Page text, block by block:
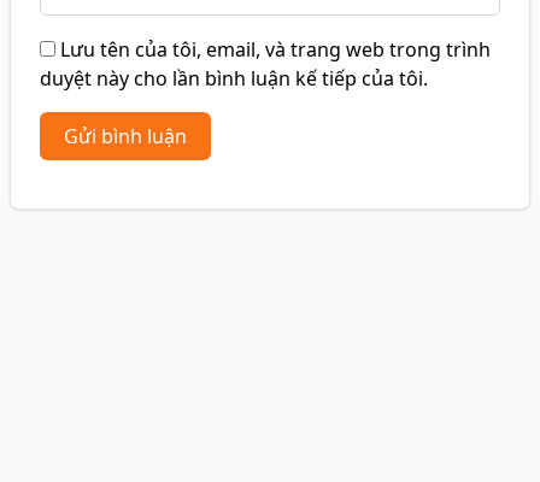
Lưu tên của tôi, email, và trang web trong trình
duyệt này cho lần bình luận kế tiếp của tôi.